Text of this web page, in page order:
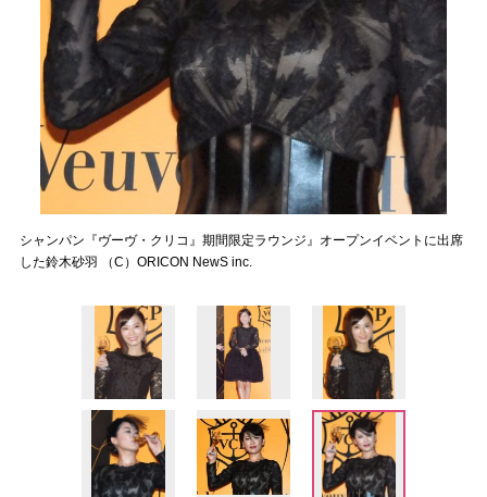
シャンパン『ヴーヴ・クリコ』期間限定ラウンジ』オープンイベントに出席
した鈴木砂羽 （C）ORICON NewS inc.